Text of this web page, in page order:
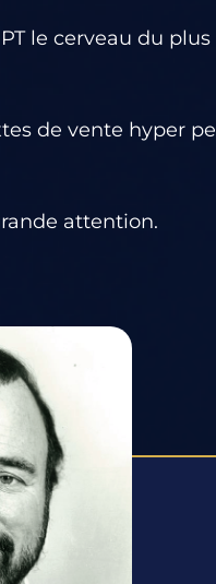
le cerveau du
de vente hyper
attention.